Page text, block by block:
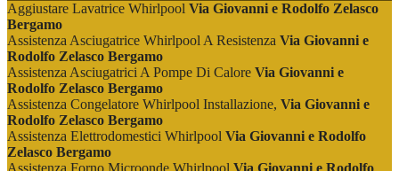
Aggiustare Lavatrice Whirlpool Via Giovanni e Rodolfo Zelasco
Bergamo
Assistenza Asciugatrice Whirlpool A Resistenza Via Giovanni e
Rodolfo Zelasco Bergamo
Assistenza Asciugatrici A Pompe Di Calore Via Giovanni e
Rodolfo Zelasco Bergamo
Assistenza Congelatore Whirlpool Installazione, Via Giovanni e
Rodolfo Zelasco Bergamo
Assistenza Elettrodomestici Whirlpool Via Giovanni e Rodolfo
Zelasco Bergamo